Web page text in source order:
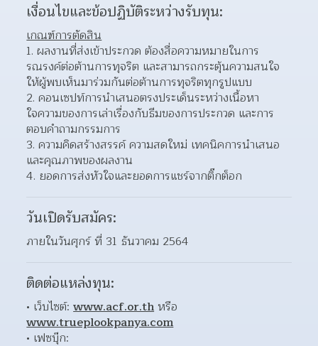
เงื่อนไขและข้อปฏิบัติระหว่างรับทุน:
เกณฑ์การตัดสิน
ผลงานที่ส่งเข้าประกวด ต้องสื่อความหมายในการ
รณรงค์ต่อต้านการทุจริต และสามารถกระตุ้นความสนใจ
ให้ผู้พบเห็นมาร่วมกันต่อต้านการทุจริตทุกรูปแบบ
คอนเซปท์การนำเสนอตรงประเด็นระหว่างเนื้อหา
ใจความของการเล่าเรื่องกับธีมของการประกวด และการ
ตอบคำถามกรรมการ
ความคิดสร้างสรรค์ ความสดใหม่ เทคนิคการนำเสนอ
และคุณภาพของผลงาน
ยอดการส่งหัวใจและยอดการแชร์จากติ๊กต็อก
วันเปิดรับสมัคร:
ภายในวันศุกร์ ที่ 31 ธันวาคม 2564
ติดต่อแหล่งทุน:
เว็บไซต์: www.acf.or.th
www.trueplookpanya.com